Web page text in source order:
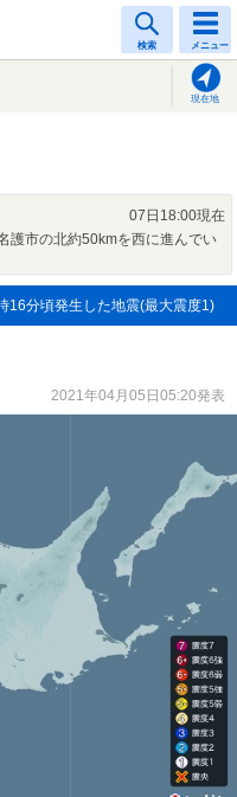
検索 メニュー
現在地
07日18:00現在
護市の北約50kmを西に進んでい
16分頃発生した地震(最大震度1)
2021年04月05日05:20発表